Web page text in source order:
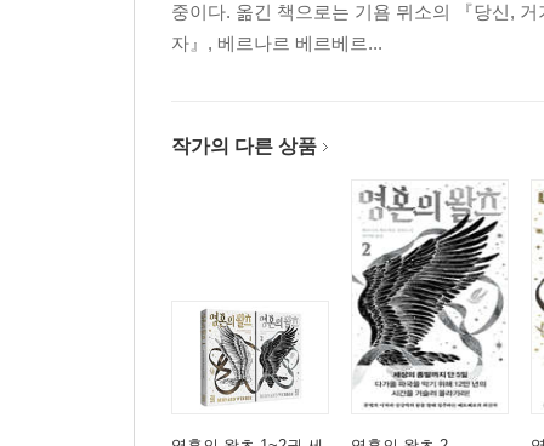
중이다. 옮긴 책으로는 기욤 뮈소의 『당신,
자』, 베르나르 베르베르...
작가의 다른 상품